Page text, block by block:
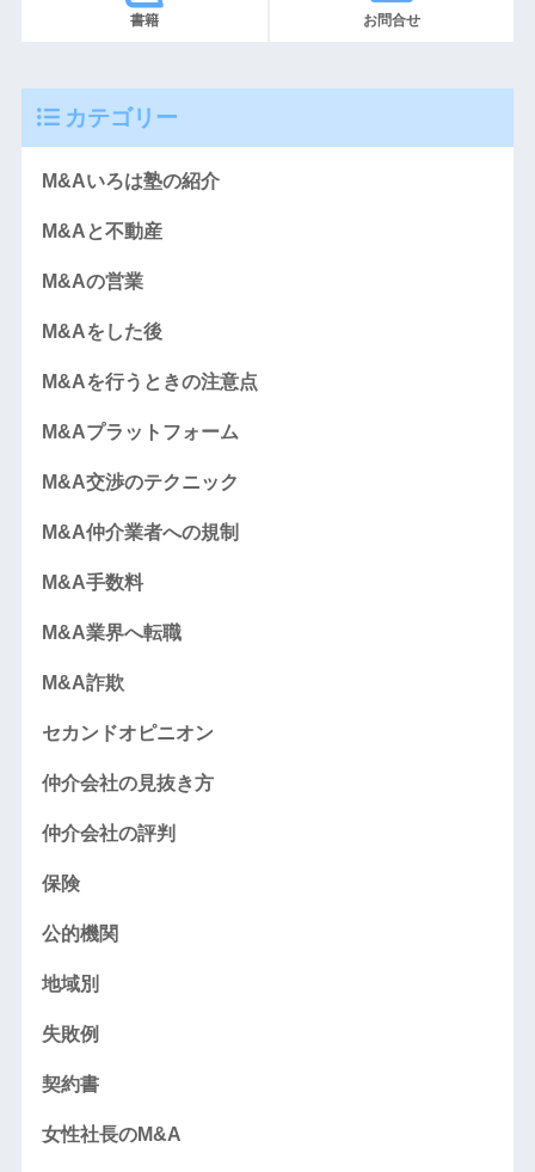
書籍 お問合せ
カテゴリー
M&Aいろは塾の紹介
M&Aと不動産
M&Aの営業
M&Aをした後
M&Aを行うときの注意点
M&Aプラットフォーム
M&A交渉のテクニック
M&A仲介業者への規制
M&A手数料
M&A業界へ転職
M&A詐欺
セカンドオピニオン
仲介会社の見抜き方
仲介会社の評判
保険
公的機関
地域別
失敗例
契約書
女性社長のM&A